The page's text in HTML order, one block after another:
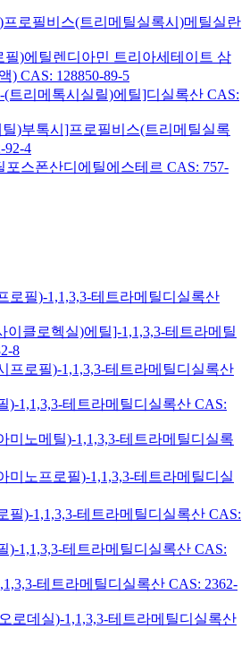
로필비스(트리메틸실록시)메틸실란
)에틸렌디아민 트리아세테이트 삼
) CAS: 128850-89-5
(트리메톡시실릴)에틸]디실록산 CAS:
)부톡시]프로필비스(트리메틸실록
92-4
포스폰산디에틸에스테르 CAS: 757-
로필)-1,1,3,3-테트라메틸디실록산
이클로헥실)에틸]-1,1,3,3-테트라메틸
8
프로필)-1,1,3,3-테트라메틸디실록산
)-1,1,3,3-테트라메틸디실록산 CAS:
미노메틸)-1,1,3,3-테트라메틸디실록
미노프로필)-1,1,3,3-테트라메틸디실
필)-1,1,3,3-테트라메틸디실록산 CAS:
)-1,1,3,3-테트라메틸디실록산 CAS:
테트라메틸디실록산 CAS: 2362-
로데실)-1,1,3,3-테트라메틸디실록산